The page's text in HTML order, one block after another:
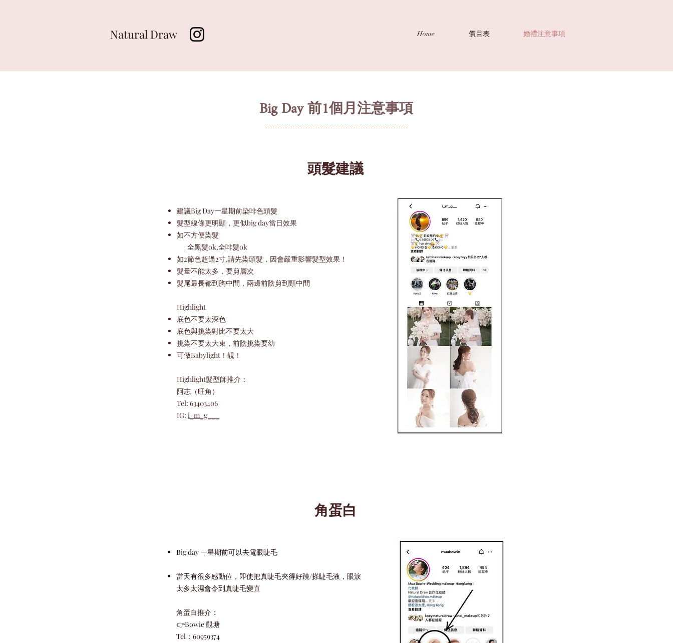
Natural Draw Home 價目表 婚禮注意事項
Big Day 前1個月注意事項
​頭髮建議
建議Big Day一星期前染啡色頭髮
髮型線條更明顯，更似big day當日效果
如不方便染髮
全黑髮ok,全啡髮ok
如2節色超過2寸,請先染頭髮，因會嚴重影響髮型效果！
髮量不能太多，要剪層次
髮尾最長都到胸中間，兩邊前陰剪到頸中間
Highlight
底色不要太深色
底色與挑染對比不要太大
挑染不要太大束，前陰挑染要幼
可做Babylight！靚！
Highlight髮型師推介：
阿志（旺角）
Tel: 63403406
​IG: i_m_g___
角蛋白
Big day 一星期前可以去電眼睫毛
當天有很多感動位，即使把真睫毛夾得好蹺/搽睫毛液，眼淚
太多太濕會令到真睫毛變直
角蛋白推介：
👉Bowie 觀塘
Tel：60959374